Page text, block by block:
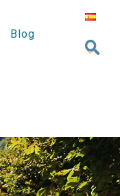
Blog